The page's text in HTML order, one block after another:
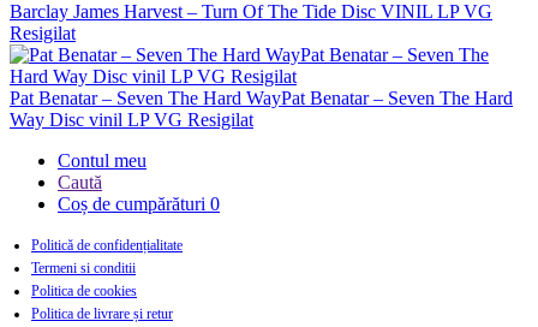
Barclay James Harvest – Turn Of The Tide Disc VINIL LP VG
Resigilat
Pat Benatar – Seven The Hard WayPat Benatar – Seven The Hard
Way Disc vinil LP VG Resigilat
Contul meu
Caută
Coș de cumpărături 0
Politică de confidențialitate
Termeni si conditii
Politica de cookies
Politica de livrare și retur